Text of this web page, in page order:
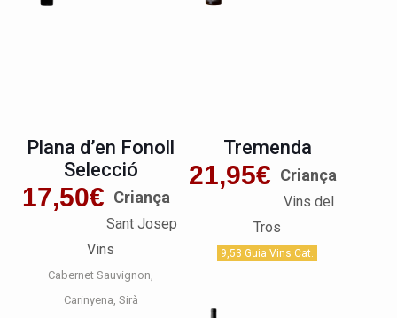
Plana d’en Fonoll
Selecció
17,50€ Criança
Sant Josep
Vins
Cabernet Sauvignon
Carinyena Sirà
Tremenda
21,95€ Criança
Vins del
Tros
9,53 Guia Vins Cat.